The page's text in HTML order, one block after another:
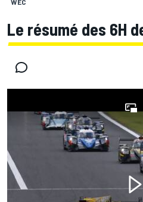
WEC
Le résumé des 6H